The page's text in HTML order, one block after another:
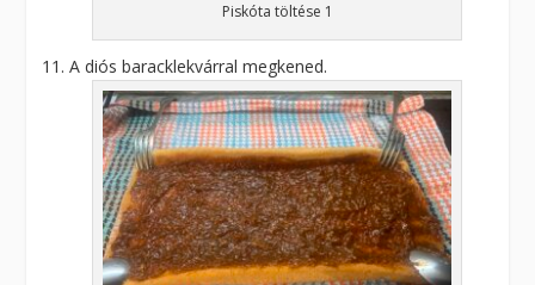
Piskóta töltése 1
A diós baracklekvárral megkened.